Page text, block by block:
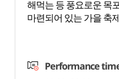
해먹는 등 풍요로운 목
마련되어 있는 가을 축
Performance